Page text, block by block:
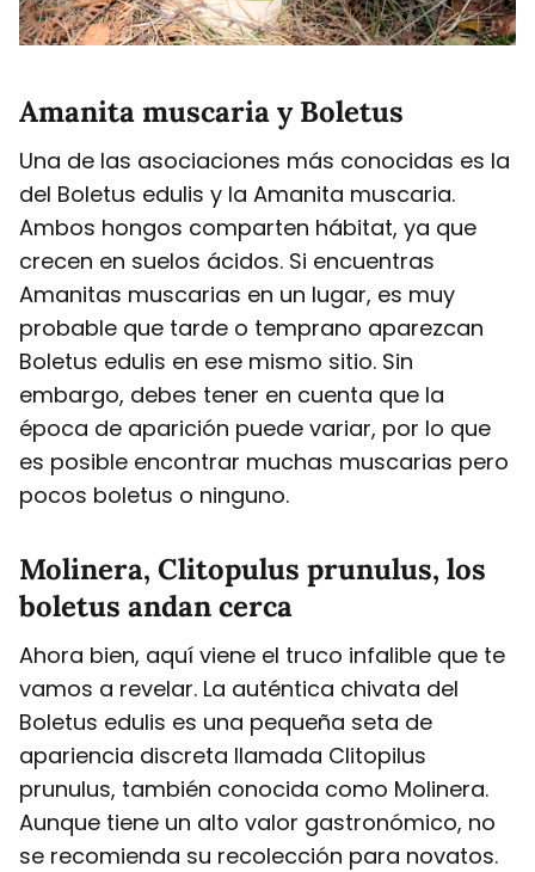
Amanita muscaria y Boletus
Una de las asociaciones más conocidas es la
del Boletus edulis y la Amanita muscaria.
Ambos hongos comparten hábitat, ya que
crecen en suelos ácidos. Si encuentras
Amanitas muscarias en un lugar, es muy
probable que tarde o temprano aparezcan
Boletus edulis en ese mismo sitio. Sin
embargo, debes tener en cuenta que la
época de aparición puede variar, por lo que
es posible encontrar muchas muscarias pero
pocos boletus o ninguno.
Molinera, Clitopulus prunulus, los
boletus andan cerca
Ahora bien, aquí viene el truco infalible que te
vamos a revelar. La auténtica chivata del
Boletus edulis es una pequeña seta de
apariencia discreta llamada Clitopilus
prunulus, también conocida como Molinera.
Aunque tiene un alto valor gastronómico, no
se recomienda su recolección para novatos.